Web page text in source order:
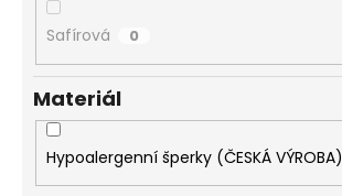
Safírová 0
Materiál
Hypoalergenní šperky (ČESKÁ VÝROBA)